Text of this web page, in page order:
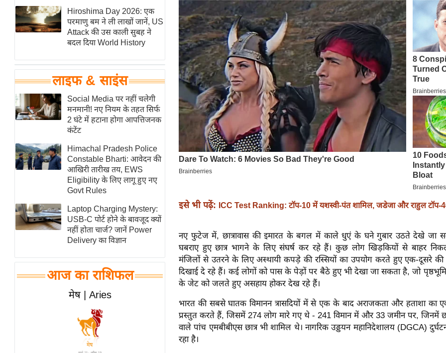
News
लाइफस्टाइल
टेक्नॉलॉजी
घरेलू नुस्खे
पर्यटन स्थल
फिटनेस मंत्रा
रिलेशनशिप
राजनीति
विश्लेषण
समसामयिक
मातृभूमि
एम.
आर.
आई.
समीक्षा
धर्म
ज्योतिष
Hiroshima Day 2026: एक
परमाणु बम ने ली लाखों जानें, US
Attack की उस काली सुबह ने
बदल दिया World History
लाइफ & साइंस
Social Media पर नहीं चलेगी
मनमानी! नए नियम के तहत सिर्फ
2 घंटे में हटाना होगा आपत्तिजनक
कंटेंट
Himachal Pradesh Police
Constable Bharti: आवेदन की
आखिरी तारीख तय, EWS
Eligibility के लिए लागू हुए नए
Govt Rules
Laptop Charging Mystery:
USB-C पोर्ट होने के बावजूद क्यों
नहीं होता चार्ज? जानें Power
Delivery का विज्ञान
आज का राशिफल
मेष | Aries
इसे भी पढ़ें: ICC Test Ranking: टॉप-10 में यशस्वी-पंत शामिल, जडेजा और राहुल टॉप-
नए फुटेज में, छात्रावास की इमारत के बगल में काले धुएं के घने गुबार उठते देखे जा
घबराए हुए छात्र भागने के लिए संघर्ष कर रहे हैं। कुछ लोग खिड़कियों से बाहर
मंजिलों से उतरने के लिए अस्थायी कपड़े की रस्सियों का उपयोग करते हुए एक-दूसरे
दिखाई दे रहे हैं। कई लोगों को पास के पेड़ों पर बैठे हुए भी देखा जा सकता है, जो
के जेट को जलते हुए असहाय होकर देख रहे हैं।
भारत की सबसे घातक विमानन त्रासदियों में से एक के बाद अराजकता और हताशा का
प्रस्तुत करते हैं, जिसमें 274 लोग मारे गए थे - 241 विमान में और 33 जमीन पर, जिनमें
वाले पांच एमबीबीएस छात्र भी शामिल थे। नागरिक उड्डयन महानिदेशालय (DGCA)
रहा है।